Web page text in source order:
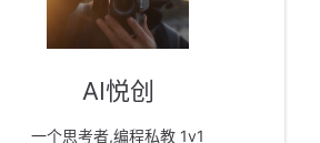
AI悦创
一个思考者,编程私教 1v1